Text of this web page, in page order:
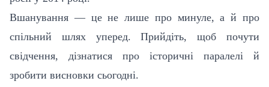
Вшанування — це не лише про минуле, а й про
спільний шлях уперед. Прийдіть, щоб почути
свідчення, дізнатися про історичні паралелі й
зробити висновки сьогодні.